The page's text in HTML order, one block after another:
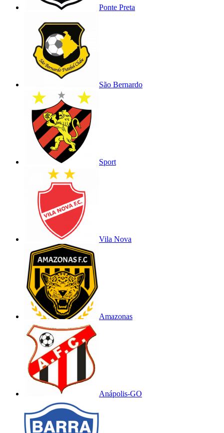
Ponte Preta
São Bernardo
Sport
Vila Nova
Amazonas
Anápolis-GO